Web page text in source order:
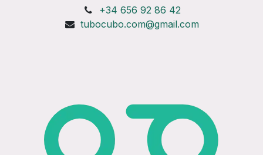
+34 656 92 86 42
tubocubo.com@gmail.com